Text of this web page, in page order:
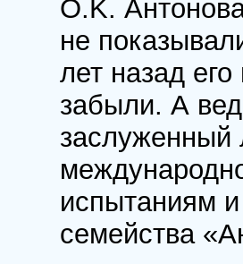
O.K.
не
лет назад
забыли. А
заслуженный
испытаниям
семейства